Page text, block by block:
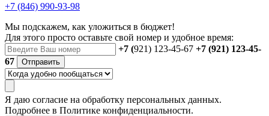
+7 (846) 990-93-98
Мы подскажем, как уложиться в бюджет!
Для этого просто оставьте свой номер и удобное время:
+7 (921) 123-45-67 +7 (921) 123-45-
67
Отправить
Я даю согласие на обработку персональных данных.
Подробнее в Политике конфиденциальности.